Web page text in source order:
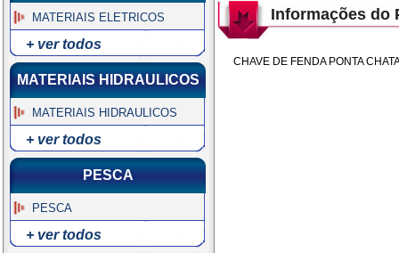
MATERIAIS ELETRICOS
+ ver todos
MATERIAIS HIDRAULICOS
MATERIAIS HIDRAULICOS
+ ver todos
PESCA
PESCA
+ ver todos
Informações do
CHAVE DE FENDA PONTA